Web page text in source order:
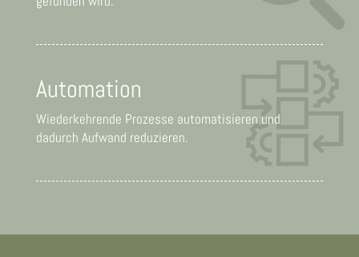
Automation
Wiederkehrende Prozesse automatisieren und
dadurch Aufwand reduzieren.